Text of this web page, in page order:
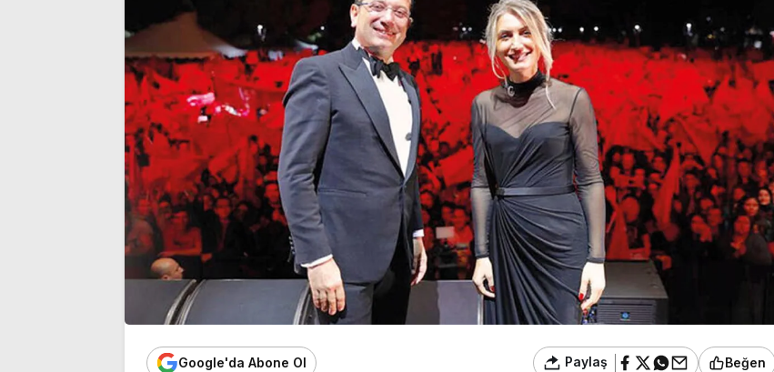
Google'da Abone Ol Paylaş Beğen